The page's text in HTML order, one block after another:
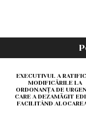
EXECUTIVUL A
MODIFICĂRILE LA
ORDONANȚA DE
CARE A DEZAMĂGIT
FACILITÂND